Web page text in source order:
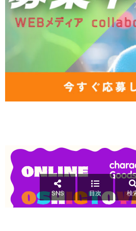
SNS 目次 検